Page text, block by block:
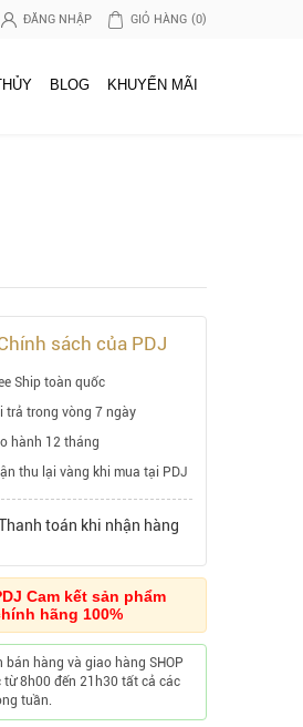
ĐĂNG NHẬP GIỎ HÀNG (0)
BLOG KHUYẾN MÃI
sách của PDJ
Ship toàn quốc
trả trong vòng 7 ngày
hành 12 tháng
thu lại vàng khi mua tại PDJ
toán khi nhận hàng
Cam kết sản phẩm
hãng 100%
bán hàng và giao hàng SHOP
từ 8h00 đến 21h30 tất cả các
tuần.